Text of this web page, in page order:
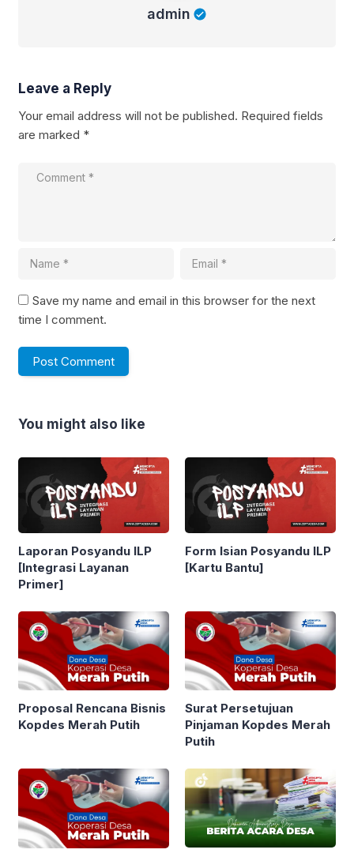
admin
Leave a Reply
Your email address will not be published. Required fields
are marked *
Save my name and email in this browser for the next
time I comment.
You might also like
Laporan Posyandu ILP
[Integrasi Layanan
Primer]
Form Isian Posyandu ILP
[Kartu Bantu]
Proposal Rencana Bisnis
Kopdes Merah Putih
Surat Persetujuan
Pinjaman Kopdes Merah
Putih